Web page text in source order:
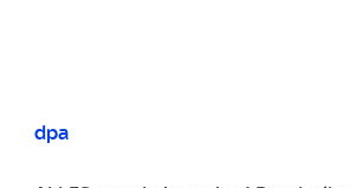
dpa